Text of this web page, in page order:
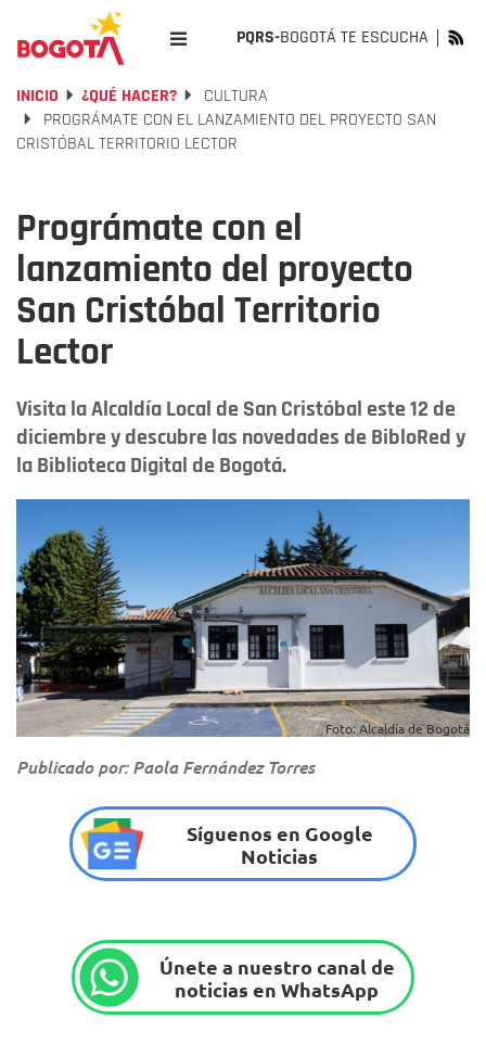
PQRS-BOGOTÁ TE ESCUCHA
INICIO ¿QUÉ HACER?
CULTURA
PROGRÁMATE CON EL LANZAMIENTO DEL PROYECTO SAN
CRISTÓBAL TERRITORIO LECTOR
Prográmate con el
lanzamiento del proyecto
San Cristóbal Territorio
Lector
Visita la Alcaldía Local de San Cristóbal este 12 de
diciembre y descubre las novedades de BibloRed y
la Biblioteca Digital de Bogotá.
Foto: Alcaldía de Bogotá
Publicado por: Paola Fernández Torres
Síguenos en Google
Noticias
Únete a nuestro canal de
noticias en WhatsApp